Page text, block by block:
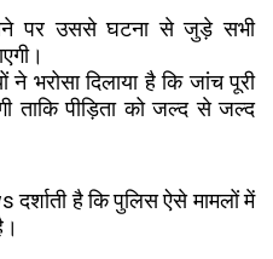
पर उससे घटना से जुड़े सभी
ने भरोसा दिलाया है कि जांच पूरी
ताकि पीड़िता को जल्द से जल्द
है कि पुलिस ऐसे मामलों में